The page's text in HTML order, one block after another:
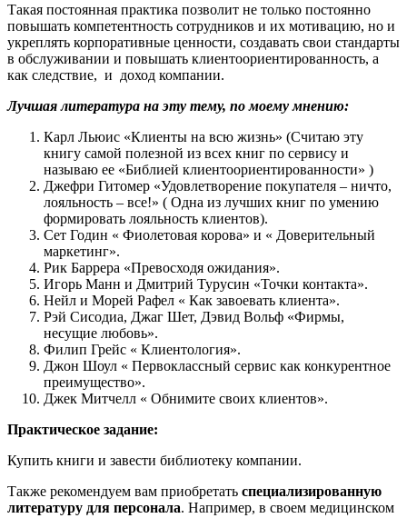
Такая постоянная практика позволит не только постоянно
повышать компетентность сотрудников и их мотивацию, но и
укреплять корпоративные ценности, создавать свои стандарты
в обслуживании и повышать клиентоориентированность, а
как следствие, и доход компании.
Лучшая литература на эту тему, по моему мнению:
Карл Льюис «Клиенты на всю жизнь» (Считаю эту
книгу самой полезной из всех книг по сервису и
называю ее «Библией клиентоориентированности» )
Джефри Гитомер «Удовлетворение покупателя – ничто,
лояльность – все!» ( Одна из лучших книг по умению
формировать лояльность клиентов).
Сет Годин « Фиолетовая корова» и « Доверительный
маркетинг».
Рик Баррера «Превосходя ожидания».
Игорь Манн и Дмитрий Турусин «Точки контакта».
Нейл и Морей Рафел « Как завоевать клиента».
Рэй Сисодиа, Джаг Шет, Дэвид Вольф «Фирмы,
несущие любовь».
Филип Грейс « Клиентология».
Джон Шоул « Первоклассный сервис как конкурентное
преимущество».
Джек Митчелл « Обнимите своих клиентов».
Практическое задание:
Купить книги и завести библиотеку компании.
​Также рекомендуем вам приобретать специализированную
литературу для персонала. Например, в своем медицинском